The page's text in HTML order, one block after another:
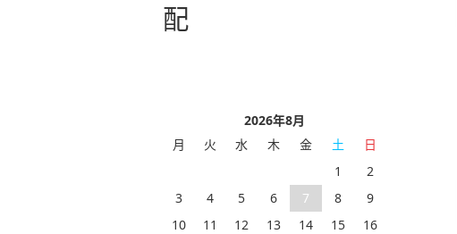
配
2026年8月
月
火 水 木 金 土
日
1
2
3
4 5 6 7 8
9
10
11 12 13 14 15
16